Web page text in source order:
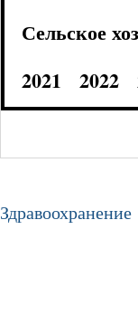
Сельское
2021
2022